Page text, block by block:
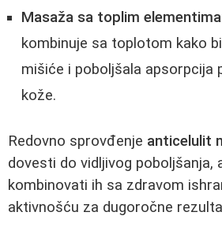
Masaža sa toplim elementima
kombinuje sa toplotom kako
mišiće i poboljšala apsorpcija
kože.
Redovno sprovđenje anticelulit
dovesti do vidljivog poboljšanja,
kombinovati ih sa zdravom
aktivnošću za dugoročne